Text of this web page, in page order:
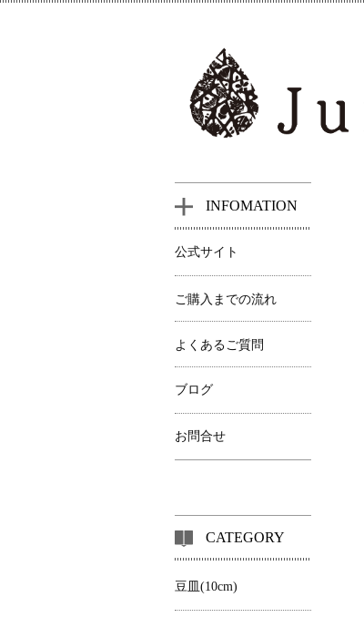
INFOMATION
公式サイト
ご購入までの流れ
よくあるご質問
ブログ
お問合せ
CATEGORY
豆皿(10cm)